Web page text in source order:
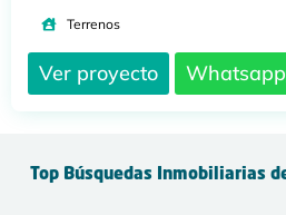
Terrenos
Ver proyecto Whatsapp
Top Búsquedas Inmobiliarias